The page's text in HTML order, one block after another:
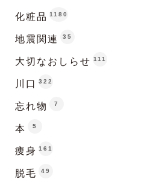
化粧品 1180
地震関連 35
大切なおしらせ 111
川口 322
忘れ物 7
本 5
痩身 161
脱毛 49